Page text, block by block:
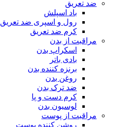
ضد تعریق
باد اسپلش
رول و اسپری ضد تعریق
کرم ضد تعریق
مراقبت از بدن
اسکراپ بدن
بادی باتر
برنزه کننده بدن
روغن بدن
ضد ترک بدن
کرم دست و پا
لوسیون بدن
مراقبت از پوست
روشن کننده پوست